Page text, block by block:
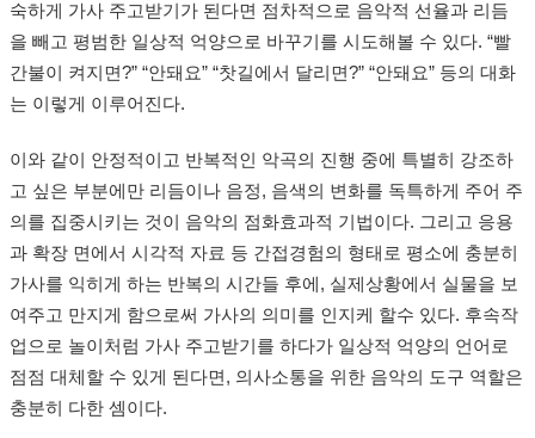
숙하게 가사 주고받기가 된다면 점차적으로 음악적 선율과 리듬
을 빼고 평범한 일상적 억양으로 바꾸기를 시도해볼 수 있다. “빨
간불이 켜지면?” “안돼요” “찻길에서 달리면?” “안돼요” 등의 대화
는 이렇게 이루어진다.
이와 같이 안정적이고 반복적인 악곡의 진행 중에 특별히 강조하
고 싶은 부분에만 리듬이나 음정, 음색의 변화를 독특하게 주어 주
의를 집중시키는 것이 음악의 점화효과적 기법이다. 그리고 응용
과 확장 면에서 시각적 자료 등 간접경험의 형태로 평소에 충분히
가사를 익히게 하는 반복의 시간들 후에, 실제상황에서 실물을 보
여주고 만지게 함으로써 가사의 의미를 인지케 할수 있다. 후속작
업으로 놀이처럼 가사 주고받기를 하다가 일상적 억양의 언어로
점점 대체할 수 있게 된다면, 의사소통을 위한 음악의 도구 역할은
충분히 다한 셈이다.